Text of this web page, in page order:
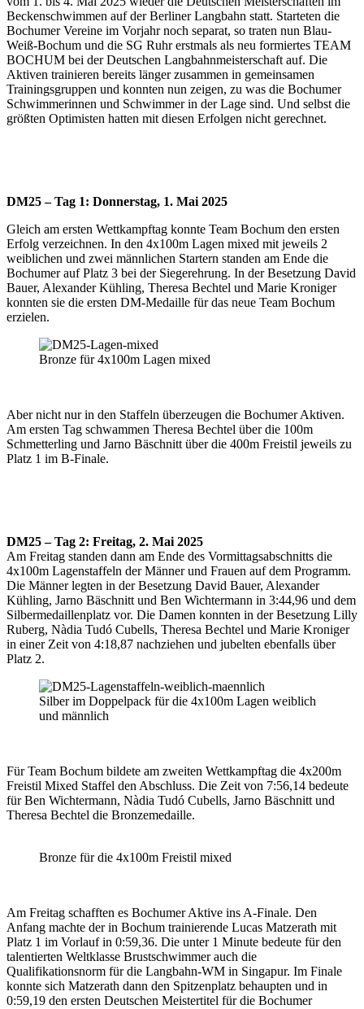
Beckenschwimmen auf der Berliner Langbahn statt. Starteten die
Bochumer Vereine im Vorjahr noch separat, so traten nun Blau-
Weiß-Bochum und die SG Ruhr erstmals als neu formiertes TEAM
BOCHUM bei der Deutschen Langbahnmeisterschaft auf. Die
Aktiven trainieren bereits länger zusammen in gemeinsamen
Trainingsgruppen und konnten nun zeigen, zu was die Bochumer
Schwimmerinnen und Schwimmer in der Lage sind. Und selbst die
größten Optimisten hatten mit diesen Erfolgen nicht gerechnet.
DM25 – Tag 1: Donnerstag, 1. Mai 2025
Gleich am ersten Wettkampftag konnte Team Bochum den ersten
Erfolg verzeichnen. In den 4x100m Lagen mixed mit jeweils 2
weiblichen und zwei männlichen Startern standen am Ende die
Bochumer auf Platz 3 bei der Siegerehrung. In der Besetzung David
Bauer, Alexander Kühling, Theresa Bechtel und Marie Kroniger
konnten sie die ersten DM-Medaille für das neue Team Bochum
erzielen.
Bronze für 4x100m Lagen mixed
Aber nicht nur in den Staffeln überzeugen die Bochumer Aktiven.
Am ersten Tag schwammen Theresa Bechtel über die 100m
Schmetterling und Jarno Bäschnitt über die 400m Freistil jeweils zu
Platz 1 im B-Finale.
DM25 – Tag 2: Freitag, 2. Mai 2025
Am Freitag standen dann am Ende des Vormittagsabschnitts die
4x100m Lagenstaffeln der Männer und Frauen auf dem Programm.
Die Männer legten in der Besetzung David Bauer, Alexander
Kühling, Jarno Bäschnitt und Ben Wichtermann in 3:44,96 und dem
Silbermedaillenplatz vor. Die Damen konnten in der Besetzung Lilly
Ruberg, Nàdia Tudó Cubells, Theresa Bechtel und Marie Kroniger
in einer Zeit von 4:18,87 nachziehen und jubelten ebenfalls über
Platz 2.
Silber im Doppelpack für die 4x100m Lagen weiblich
und männlich
Für Team Bochum bildete am zweiten Wettkampftag die 4x200m
Freistil Mixed Staffel den Abschluss. Die Zeit von 7:56,14 bedeute
für Ben Wichtermann, Nàdia Tudó Cubells, Jarno Bäschnitt und
Theresa Bechtel die Bronzemedaille.
Bronze für die 4x100m Freistil mixed
Am Freitag schafften es Bochumer Aktive ins A-Finale. Den
Anfang machte der in Bochum trainierende Lucas Matzerath mit
Platz 1 im Vorlauf in 0:59,36. Die unter 1 Minute bedeute für den
talentierten Weltklasse Brustschwimmer auch die
Qualifikationsnorm für die Langbahn-WM in Singapur. Im Finale
konnte sich Matzerath dann den Spitzenplatz behaupten und in
0:59,19 den ersten Deutschen Meistertitel für die Bochumer